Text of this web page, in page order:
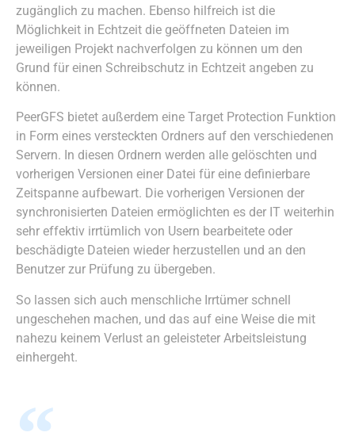
zugänglich zu machen. Ebenso hilfreich ist die
Möglichkeit in Echtzeit die geöffneten Dateien im
jeweiligen Projekt nachverfolgen zu können um den
Grund für einen Schreibschutz in Echtzeit angeben zu
können.
PeerGFS bietet außerdem eine Target Protection Funktion
in Form eines versteckten Ordners auf den verschiedenen
Servern. In diesen Ordnern werden alle gelöschten und
vorherigen Versionen einer Datei für eine definierbare
Zeitspanne aufbewart. Die vorherigen Versionen der
synchronisierten Dateien ermöglichten es der IT weiterhin
sehr effektiv irrtümlich von Usern bearbeitete oder
beschädigte Dateien wieder herzustellen und an den
Benutzer zur Prüfung zu übergeben.
So lassen sich auch menschliche Irrtümer schnell
ungeschehen machen, und das auf eine Weise die mit
nahezu keinem Verlust an geleisteter Arbeitsleistung
einhergeht.